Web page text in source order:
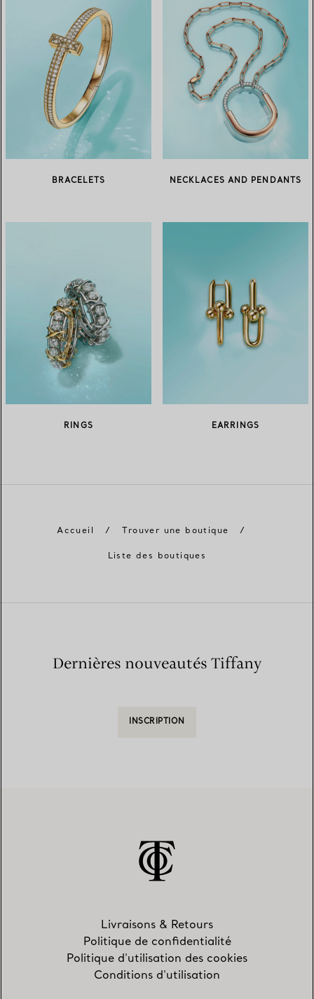
BRACELETS NECKLACES AND PENDANTS
RINGS EARRINGS
Accueil / Trouver une boutique /
Liste des boutiques
Dernières nouveautés Tiffany
INSCRIPTION
Livraisons & Retours
Politique de confidentialité
Politique d'utilisation des cookies
Conditions d'utilisation